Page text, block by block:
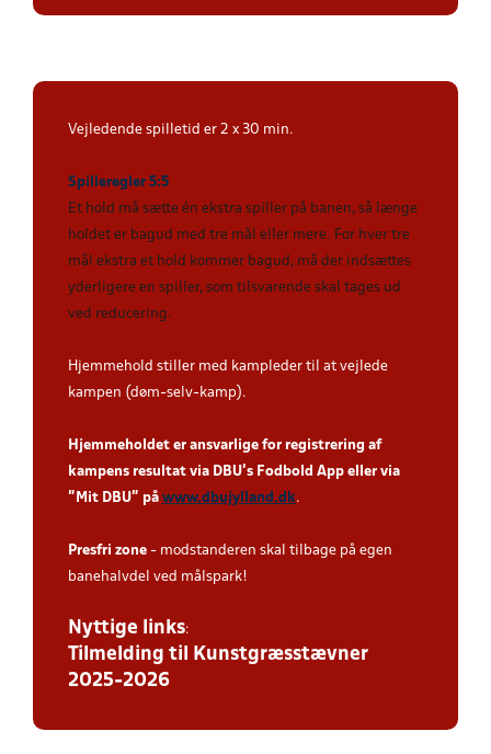
Vejledende spilletid er 2 x 30 min.
Spilleregler 5:5
Et hold må sætte én ekstra spiller på banen, så længe
holdet er bagud med tre mål eller mere. For hver tre
mål ekstra et hold kommer bagud, må der indsættes
yderligere en spiller, som tilsvarende skal tages ud
ved reducering.
Hjemmehold stiller med kampleder til at vejlede
kampen (døm-selv-kamp).
Hjemmeholdet er ansvarlige for registrering af
kampens resultat via DBU’s Fodbold App eller via
”Mit DBU” på www.dbujylland.dk.
Presfri zone - modstanderen skal tilbage på egen
banehalvdel ved målspark!
Nyttige links:
Tilmelding til Kunstgræsstævner
2025-2026